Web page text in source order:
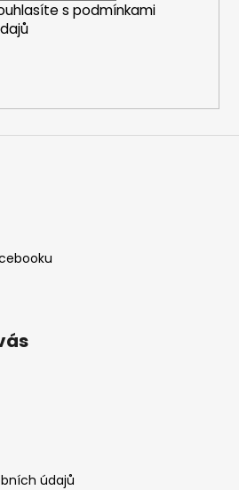
s podmínkami
údajů